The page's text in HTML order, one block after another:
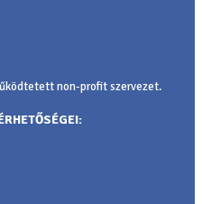
non-profit szervezet.